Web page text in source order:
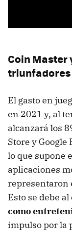
Coin Master
triunfadores
El gasto en
en 2021 y, al
alcanzará los
Store y Google
lo que supone
aplicaciones
representaron
Esto se debe al
como
impulso por la